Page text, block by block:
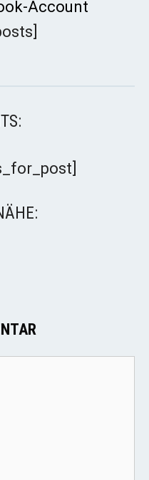
Account